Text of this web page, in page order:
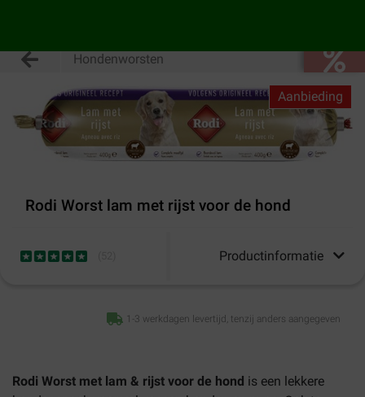
Hondenworsten
Aanbieding
Rodi Worst lam met rijst voor de hond
Productinformatie
1-3 werkdagen levertijd, tenzij anders aangegeven
Rodi Worst met lam & rijst voor de hond is een lekkere